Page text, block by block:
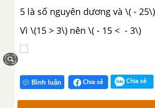
5 là số nguyên dương và \( -
Vì \(15 > 3\) nên \( - 15 < - 3\)
Bình luận Chia sẻ Chia sẻ